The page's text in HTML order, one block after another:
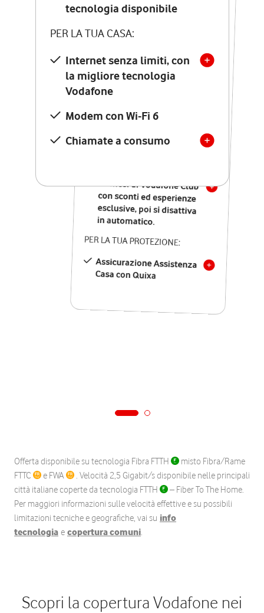
tecnologia disponibile
PER LA TUA CASA:
Internet senza limiti, con
la migliore tecnologia
Vodafone
Modem con Wi-Fi 6
Chiamate a consumo
tecnologia disponibile
PER LA TUA CASA:
Internet senza limiti, con
la migliore tecnologia
Vodafone
Modem Seven con Wi-Fi 7
Chiamate illimitate verso
numeri fissi e mobili
nazionali
12 mesi di Vodafone Club
con sconti ed esperienze
esclusive, poi si disattiva
in automatico.
PER LA TUA PROTEZIONE:
Assicurazione Assistenza
Casa con Quixa
Offerta disponibile su tecnologia Fibra FTTH
misto Fibra/Rame
FTTC
e FWA
. Velocità 2,5 Gigabit/s disponibile nelle principali
città italiane coperte da tecnologia FTTH
– Fiber To The Home.
Per maggiori informazioni sulle velocità effettive e su possibili
limitazioni tecniche e geografiche, vai su info
tecnologia e copertura comuni.
Scopri la copertura Vodafone nei